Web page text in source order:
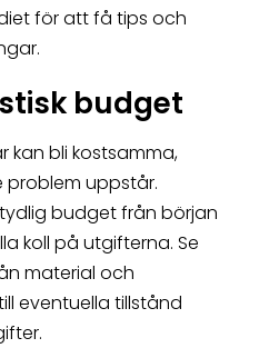
för att få tips och
budget
kan bli kostsamma,
problem uppstår.
budget från början
koll på utgifterna. Se
material och
eventuella tillstånd